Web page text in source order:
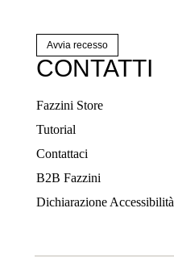
Avvia recesso
CONTATTI
Fazzini Store
Tutorial
Contattaci
B2B Fazzini
Dichiarazione Accessibilità